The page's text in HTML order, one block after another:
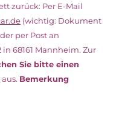
zurück: Per E-Mail
(wichtig: Dokument
per Post an
68161 Mannheim. Zur
Sie bitte einen
aus. Bemerkung